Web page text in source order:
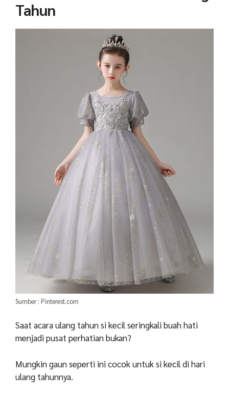
Tahun
Sumber : Pinterest.com
Saat acara ulang tahun si kecil seringkali buah hati
menjadi pusat perhatian bukan?
Mungkin gaun seperti ini cocok untuk si kecil di hari
ulang tahunnya.